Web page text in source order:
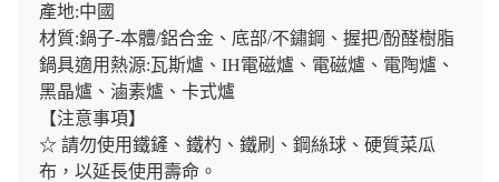
產地:中國
材質:鍋子-本體/鋁合金、底部/不鏽鋼、握把/酚醛樹脂
鍋具適用熱源:瓦斯爐、IH電磁爐、電磁爐、電陶爐、
黑晶爐、滷素爐、卡式爐
【注意事項】
☆ 請勿使用鐵鏟、鐵杓、鐵刷、鋼絲球、硬質菜瓜
布，以延長使用壽命。